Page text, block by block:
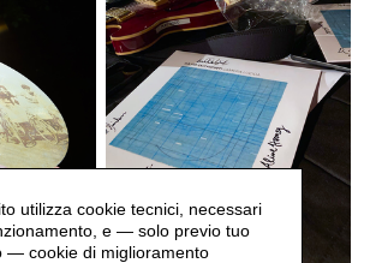
utilizza cookie tecnici, necessari
e — solo previo tuo
— cookie di miglioramento